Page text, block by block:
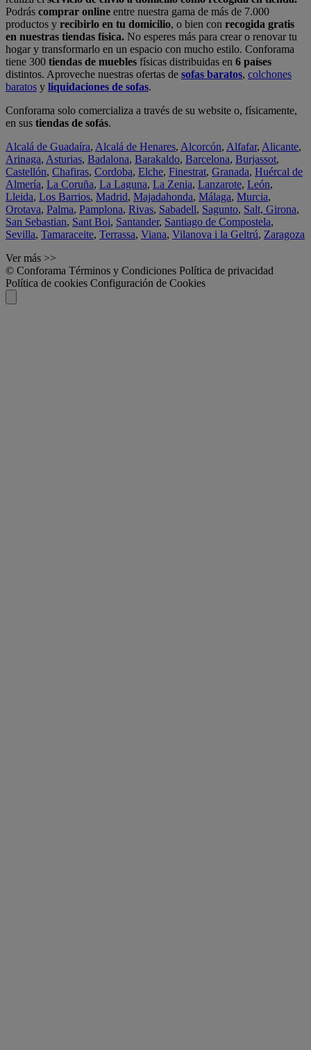
Podrás comprar online entre nuestra gama de más de 7.000
productos y recibirlo en tu domicilio, o bien con recogida gratis
en nuestras tiendas física. No esperes más para crear o renovar tu
hogar y transformarlo en un espacio con mucho estilo. Conforama
tiene 300 tiendas de muebles físicas distribuidas en 6 países
distintos. Aproveche nuestras ofertas de sofas baratos, colchones
baratos y liquidaciones de sofas.
Conforama solo comercializa a través de su website o, físicamente,
en sus tiendas de sofás.
Alcalá de Guadaíra, Alcalá de Henares, Alcorcón, Alfafar, Alicante,
Arinaga, Asturias, Badalona, Barakaldo, Barcelona, Burjassot,
Castellón, Chafiras, Cordoba, Elche, Finestrat, Granada, Huércal de
Almería, La Coruña, La Laguna, La Zenia, Lanzarote, León,
Lleida, Los Barrios, Madrid, Majadahonda, Málaga, Murcia,
Orotava, Palma, Pamplona, Rivas, Sabadell, Sagunto, Salt, Girona,
San Sebastian, Sant Boi, Santander, Santiago de Compostela,
Sevilla, Tamaraceite, Terrassa, Viana, Vilanova i la Geltrú, Zaragoza
Ver más >>
© Conforama Términos y Condiciones Política de privacidad
Política de cookies Configuración de Cookies